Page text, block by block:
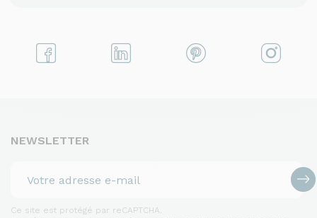
NEWSLETTER
Ce site est protégé par reCAPTCHA.